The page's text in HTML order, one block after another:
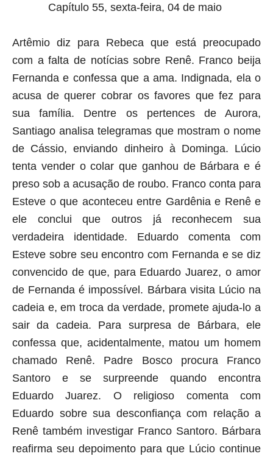
Capítulo 55, sexta-feira, 04 de maio
Artêmio diz para Rebeca que está preocupado
com a falta de notícias sobre Renê. Franco beija
Fernanda e confessa que a ama. Indignada, ela o
acusa de querer cobrar os favores que fez para
sua família. Dentre os pertences de Aurora,
Santiago analisa telegramas que mostram o nome
de Cássio, enviando dinheiro à Dominga. Lúcio
tenta vender o colar que ganhou de Bárbara e é
preso sob a acusação de roubo. Franco conta para
Esteve o que aconteceu entre Gardênia e Renê e
ele conclui que outros já reconhecem sua
verdadeira identidade. Eduardo comenta com
Esteve sobre seu encontro com Fernanda e se diz
convencido de que, para Eduardo Juarez, o amor
de Fernanda é impossível. Bárbara visita Lúcio na
cadeia e, em troca da verdade, promete ajuda-lo a
sair da cadeia. Para surpresa de Bárbara, ele
confessa que, acidentalmente, matou um homem
chamado Renê. Padre Bosco procura Franco
Santoro e se surpreende quando encontra
Eduardo Juarez. O religioso comenta com
Eduardo sobre sua desconfiança com relação a
Renê também investigar Franco Santoro. Bárbara
reafirma seu depoimento para que Lúcio continue